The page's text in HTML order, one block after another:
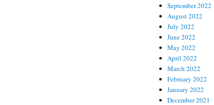
September 2022
August 2022
July 2022
June 2022
May 2022
April 2022
March 2022
February 2022
January 2022
December 2021